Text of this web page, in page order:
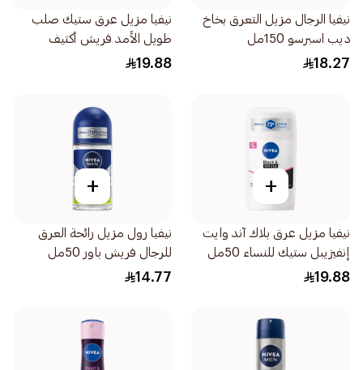
نيفيا الرجال مزيل التعرق بخاخ
ديب اسبرسو 150مل
18.27
نيفيا مزيل عرق ستيك صلب
طويل الأمد فريش أكتيف
بالمنثول 50مل 150
19.88
+
نيفيا مزيل عرق بلاك آند وايت
إنفيزيبل ستيك للنساء 50مل
19.88
+
نيفيا رول مزيل رائحة العرق
للرجال فريش باور 50مل
14.77